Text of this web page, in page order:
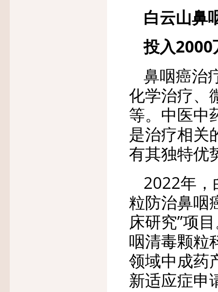
白云山鼻
投入2000
鼻咽癌治
化学治疗、
等。中医中
是治疗相关
有其独特优
2022年，
粒防治鼻咽
床研究”项
咽清毒颗粒
领域中成药
新适应症申